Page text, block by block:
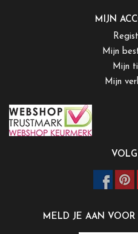
MIJN
Mijn
Mijn
Mijn
MELD JE AAN VOOR